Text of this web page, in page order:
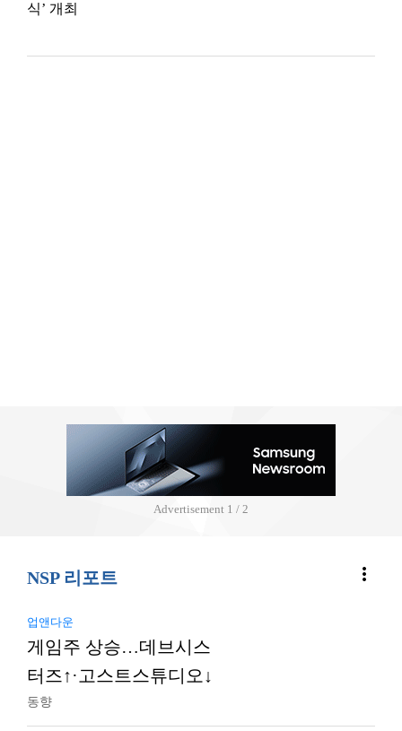
식’ 개최
Advertisement 2 / 2
NSP 리포트 more_vert
업앤다운
게임주 상승…데브시스
터즈↑·고스트스튜디오↓
동향